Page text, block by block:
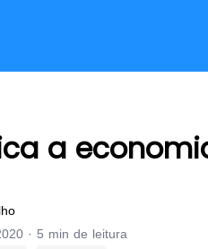
a
· 5 min de leitura